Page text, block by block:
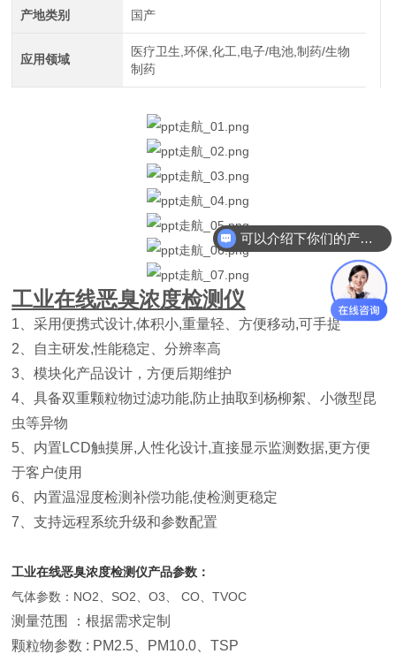
产地类别 国产
应用领域
医疗卫生,环保,化工,电子/电池,制药/生物
制药
工业在线恶臭浓度检测仪
1、采用便携式设计,体积小,重量轻、方便移动,可手提
2、自主研发,性能稳定、分辨率高
3、模块化产品设计，方便后期维护
4、具备双重颗粒物过滤功能,防止抽取到杨柳絮、小微型昆
虫等异物
5、内置LCD触摸屏,人性化设计,直接显示监测数据,更方便
于客户使用
6、内置温湿度检测补偿功能,使检测更稳定
7、支持远程系统升级和参数配置
工业在线恶臭浓度检测仪产品参数：
气体参数： NO2、SO2、O3、 CO、TVOC
测量范围 ：根据需求定制
颗粒物参数 : PM2.5、PM10.0、TSP
可以介绍下你们的产品么